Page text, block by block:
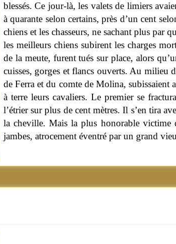
blessés. Ce jour-là, les valets de limiers
à quarante selon certains, près d’un cent
chiens et les chasseurs, ne sachant plus
les meilleurs chiens subirent les charges
de la meute, furent tués sur place, alors
cuisses, gorges et flancs ouverts. Au milieu
de Ferra et du comte de Molina, subissaient
à terre leurs cavaliers. Le premier se
l’étrier sur plus de cent mètres. Il s’en tira
la cheville. Mais la plus honorable
jambes, atrocement éventré par un grand